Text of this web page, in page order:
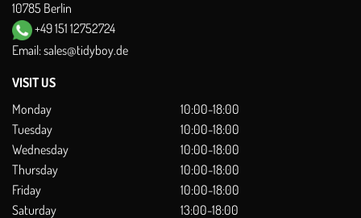
10785 Berlin
+49 151 12752724
Email:sales@tidyboy.de
VISIT US
Monday
10:00-18:00
Tuesday
10:00-18:00
Wednesday
10:00-18:00
Thursday
10:00-18:00
Friday
10:00-18:00
Saturday
13:00-18:00